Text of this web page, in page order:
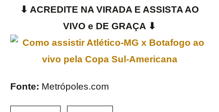
⬇ ACREDITE NA VIRADA E ASSISTA AO
VIVO e DE GRAÇA ⬇
Fonte: Metrópoles.com